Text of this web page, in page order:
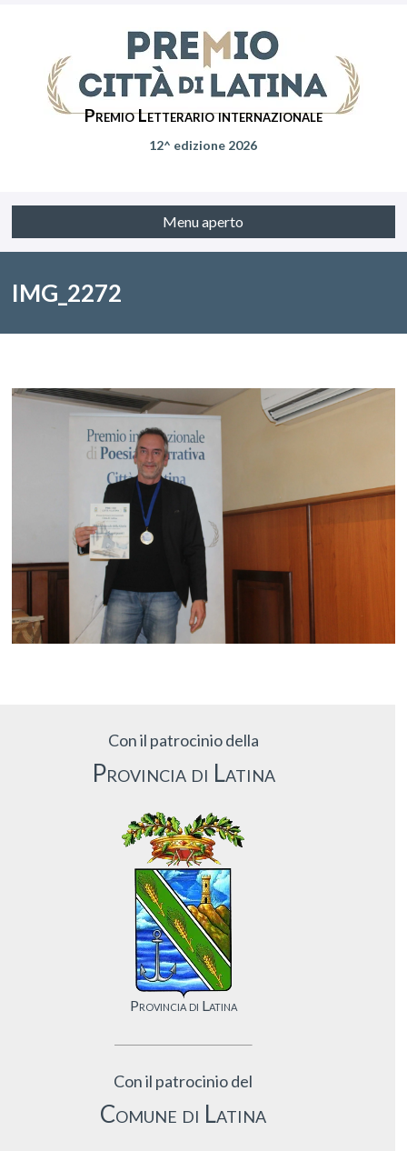
Premio Letterario internazionale
12^ edizione 2026
Menu aperto
IMG_2272
Con il patrocinio della
Provincia di Latina
Provincia di Latina
Con il patrocinio del
Comune di Latina